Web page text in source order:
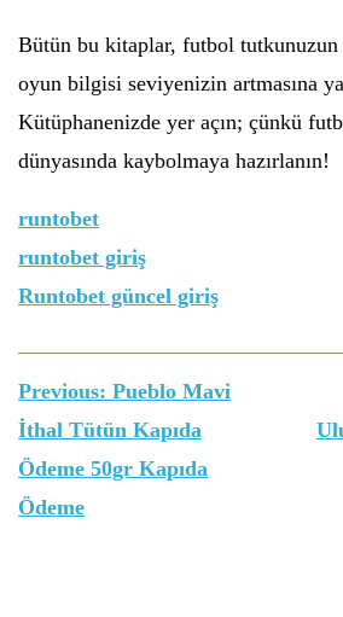
Bütün bu kitaplar, futbol tutkunuzun
oyun bilgisi seviyenizin artmasına
Kütüphanenizde yer açın; çünkü
dünyasında kaybolmaya hazırlanın!
runtobet
runtobet giriş
Runtobet güncel giriş
Yazı
gezinmesi
Previous: Pueblo Mavi
İthal Tütün Kapıda
Ödeme 50gr Kapıda
Ödeme